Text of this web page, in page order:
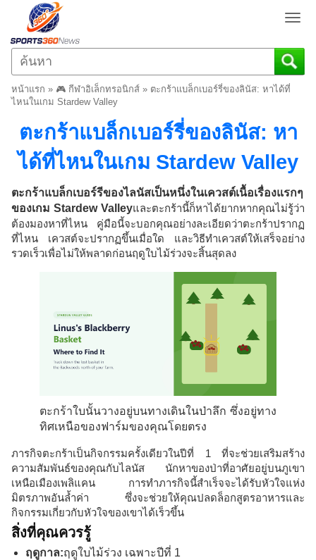
T
g
g
a
v
i
g
a
t
i
o
หน้าแรก » 🎮 กีฬาอิเล็กทรอนิกส์ » ตะกร้าแบล็กเบอร์รี่ของลินัส: หาได้ที่
ไหนในเกม Stardew Valley
ตะกร้าแบล็กเบอร์รี่ของลินัส: หา
ได้ที่ไหนในเกม Stardew Valley
ตะกร้าแบล็กเบอร์รีของไลนัสเป็นหนึ่งในเควสต์เนื้อเรื่องแรกๆ
ของเกม Stardew Valleyและตะกร้านี้ก็หาได้ยากหากคุณไม่รู้ว่า
ต้องมองหาที่ไหน คู่มือนี้จะบอกคุณอย่างละเอียดว่าตะกร้าปรากฏ
ที่ไหน เควสต์จะปรากฏขึ้นเมื่อใด และวิธีทำเควสต์ให้เสร็จอย่าง
รวดเร็วเพื่อไม่ให้พลาดก่อนฤดูใบไม้ร่วงจะสิ้นสุดลง
ตะกร้าใบนั้นวางอยู่บนทางเดินในป่าลึก ซึ่งอยู่ทาง
ทิศเหนือของฟาร์มของคุณโดยตรง
ภารกิจตะกร้าเป็นกิจกรรมครั้งเดียวในปีที่ 1 ที่จะช่วยเสริมสร้าง
ความสัมพันธ์ของคุณกับไลนัส นักหาของป่าที่อาศัยอยู่บนภูเขา
เหนือเมืองเพลิแคน การทำภารกิจนี้สำเร็จจะได้รับหัวใจแห่ง
มิตรภาพอันล้ำค่า ซึ่งจะช่วยให้คุณปลดล็อกสูตรอาหารและ
กิจกรรมเกี่ยวกับหัวใจของเขาได้เร็วขึ้น
สิ่งที่คุณควรรู้
ฤดูกาล:ฤดูใบไม้ร่วง เฉพาะปีที่ 1